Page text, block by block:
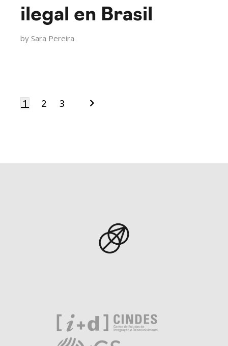
ilegal en Brasil
by Sara Pereira
1 2 3